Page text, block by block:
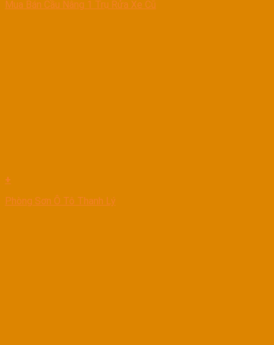
Mua Bán Cầu Nâng 1 Trụ Rửa Xe Cũ
+
Phòng Sơn Ô Tô Thanh Lý